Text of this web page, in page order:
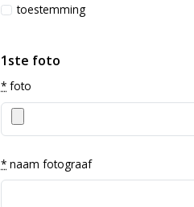
toestemming
1ste foto
* foto
* naam fotograaf